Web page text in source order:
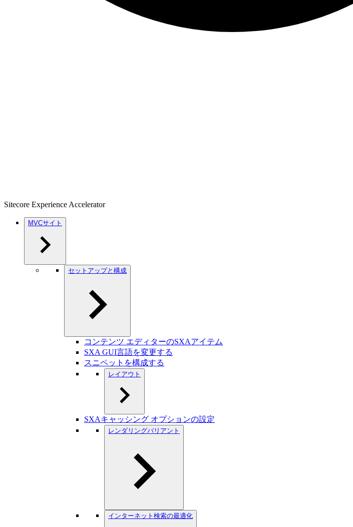
Sitecore Experience Accelerator
MVCサイト
セットアップと構成
コンテンツ エディターのSXAアイテム
SXA GUI言語を変更する
スニペットを構成する
レイアウト
SXAキャッシング オプションの設定
レンダリングバリアント
インターネット検索の最適化